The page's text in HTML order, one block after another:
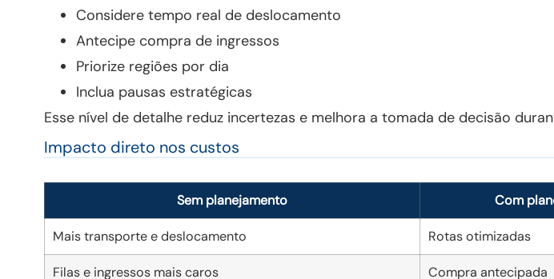
Considere tempo real de deslocamento
Antecipe compra de ingressos
Priorize regiões por dia
Inclua pausas estratégicas
Esse nível de detalhe reduz incertezas e melhora a tomada de decisão
Impacto direto nos custos
Sem planejamento Com
Mais transporte e deslocamento Rotas otimizadas
Filas e ingressos mais caros Compra antecipada